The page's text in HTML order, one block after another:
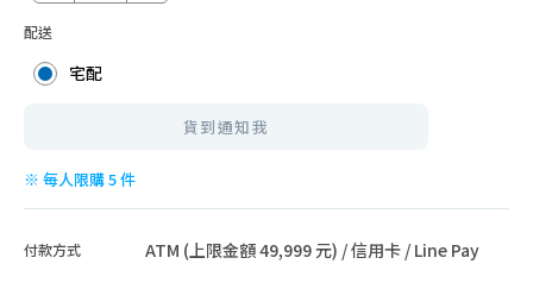
配送
宅配
貨到通知我
※ 每人限購 5 件
付款方式 ATM (上限金額 49,999 元) / 信用卡 / Line Pay